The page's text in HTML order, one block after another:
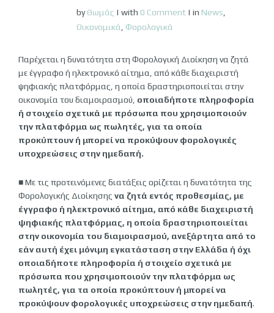
byΘωμάς | with 0 Comment | in News
Οικονομικά
Φορολογικά
Παρέχεται η δυνατότητα στη Φορολογική Διοίκηση να ζητά
με έγγραφο ή ηλεκτρονικό αίτημα, από κάθε διαχειριστή
ψηφιακής πλατφόρμας, η οποία δραστηριοποιείται στην
οικονομία του διαμοιρασμού, οποιαδήποτε πληροφορία
ή στοιχείο σχετικά με πρόσωπα που χρησιμοποιούν
την πλατφόρμα ως πωλητές, για τα οποία
προκύπτουν ή μπορεί να προκύψουν φορολογικές
υποχρεώσεις στην ημεδαπή.
■ Με τις προτεινόμενες διατάξεις ορίζεται η δυνατότητα της
Φορολογικής Διοίκησης να ζητά εντός προθεσμίας, με
έγγραφο ή ηλεκτρονικό αίτημα, από κάθε διαχειριστή
ψηφιακής πλατφόρμας, η οποία δραστηριοποιείται
στην οικονομία του διαμοιρασμού, ανεξάρτητα από το
εάν αυτή έχει μόνιμη εγκατάσταση στην Ελλάδα ή όχι
οποιαδήποτε πληροφορία ή στοιχείο σχετικά με
πρόσωπα που χρησιμοποιούν την πλατφόρμα ως
πωλητές, για τα οποία προκύπτουν ή μπορεί να
προκύψουν φορολογικές υποχρεώσεις στην ημεδαπή.